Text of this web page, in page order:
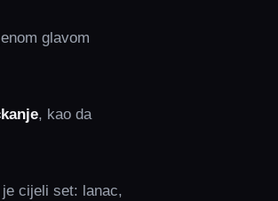
glavom
, kao da
cijeli set: lanac,